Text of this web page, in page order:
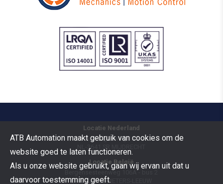
Locatie Nederland
Vermogenweg 109
NL-3641 SR
Locatie België
Bergensesteenweg 106A - bus 2
B-1600SINT-PIETERS-LEEUW
ATB Automation maakt gebruik van cookies om de
website goed te laten functioneren.
Als u onze website gebruikt, gaan wij ervan uit dat u
daarvoor toestemming geeft.